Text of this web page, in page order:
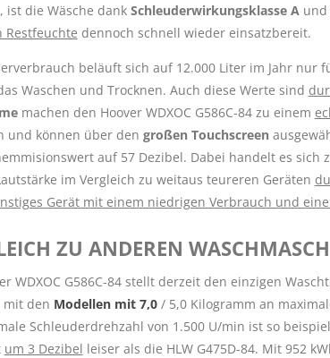
ist die Wäsche dank Schleuderwirkungsklasse Aund
Restfeuchte dennoch schnell wieder einsatzbereit.
beläuft sich auf 12.000 Liter im Jahr nur
Waschen und Trocknen. Auch diese Werte sind
machen den Hoover WDXOC G586C-84 zu einem
und können über den großen Touchscreen
auf 57 Dezibel. Dabei handelt es
im Vergleich zu weitaus teureren Geräten
Gerät mit einem niedrigen Verbrauch und
ZU ANDEREN
WDXOC G586C-84 stellt derzeit den einzigen
mit den Modellen mit 7,0/ 5,0 Kilogramm an
Schleuderdrehzahl von 1.500 U/min ist so
um 3 Dezibel leiser als die HLW G475D-84. Mit 952